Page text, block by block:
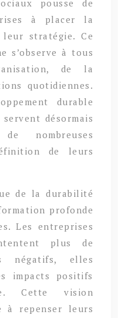
pousse de
à placer la
stratégie. Ce
s’observe à tous
de la
quotidiennes.
durable
désormais
nombreuses
de leurs
de la durabilité
profonde
Les entreprises
plus de
négatifs, elles
impacts positifs
Cette vision
à repenser leurs